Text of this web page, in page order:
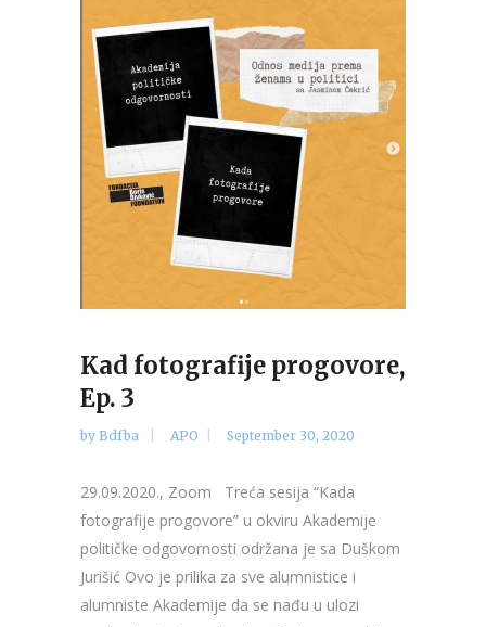
Kad fotografije progovore,
Ep. 3
by Bdfba APO September 30, 2020
29.09.2020., Zoom Treća sesija “Kada
fotografije progovore” u okviru Akademije
političke odgovornosti održana je sa Duškom
Jurišić Ovo je prilika za sve alumnistice i
alumniste Akademije da se nađu u ulozi